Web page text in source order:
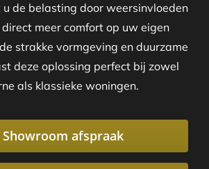
u de belasting door weersinvloeden
meer comfort op uw eigen
strakke vormgeving en duurzame
deze oplossing perfect bij zowel
als klassieke woningen.
Showroom afspraak